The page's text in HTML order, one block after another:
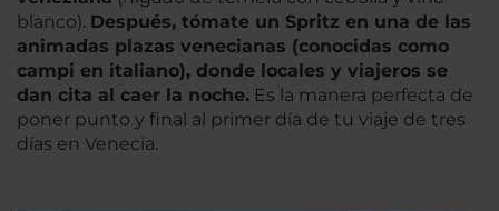
blanco). Después, tómate un Spritz en una de las
animadas plazas venecianas (conocidas como
campi en italiano), donde locales y viajeros se
dan cita al caer la noche. Es la manera perfecta de
poner punto y final al primer día de tu viaje de tres
días en Venecia.